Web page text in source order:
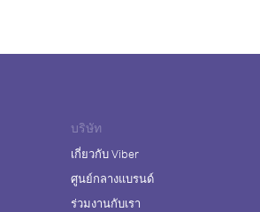
บริษัท
เกี่ยวกับ Viber
ศูนย์กลางแบรนด์
ร่วมงานกับเรา